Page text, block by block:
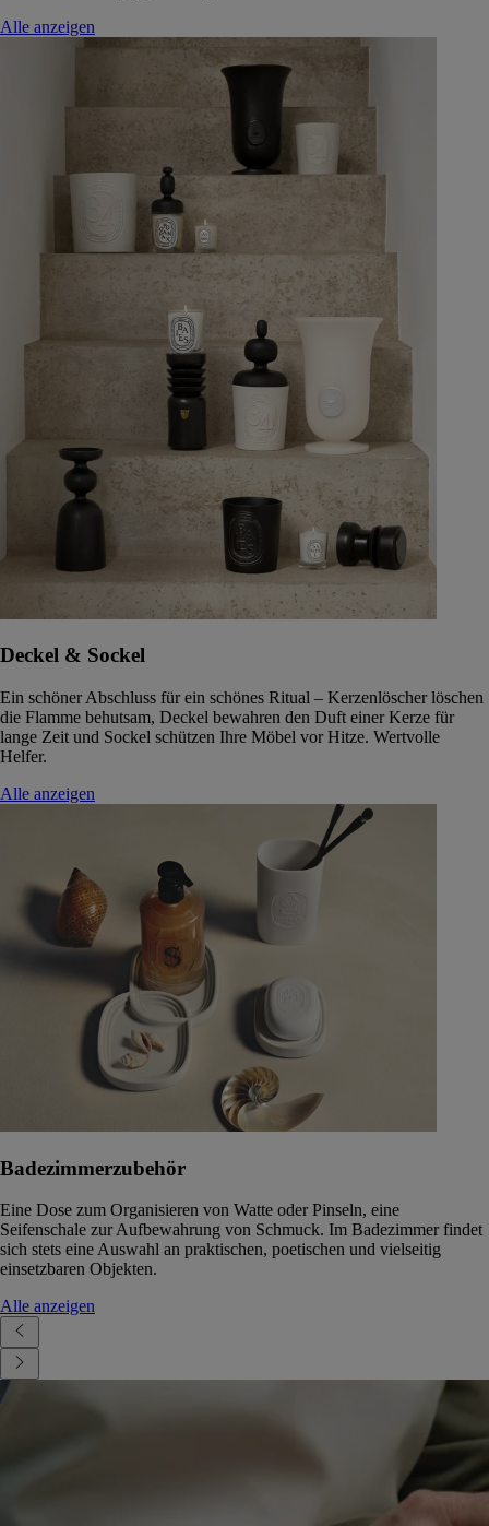
Alle anzeigen
Deckel & Sockel
Ein schöner Abschluss für ein schönes Ritual – Kerzenlöscher löschen
die Flamme behutsam, Deckel bewahren den Duft einer Kerze für
lange Zeit und Sockel schützen Ihre Möbel vor Hitze. Wertvolle
Helfer.
Alle anzeigen
Badezimmerzubehör
Eine Dose zum Organisieren von Watte oder Pinseln, eine
Seifenschale zur Aufbewahrung von Schmuck. Im Badezimmer findet
sich stets eine Auswahl an praktischen, poetischen und vielseitig
einsetzbaren Objekten.
Alle anzeigen